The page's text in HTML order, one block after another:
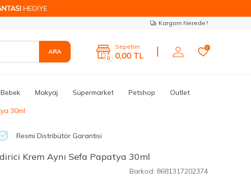
HEDİYE
Kargom Nerede?
ARA
0
Sepetim
0,00 TL
0
Makyaj Süpermarket Petshop Outlet
30ml
Resmi Distribütör Garantisi
Krem Aynı Sefa Papatya 30ml
Barkod: 8681317202374